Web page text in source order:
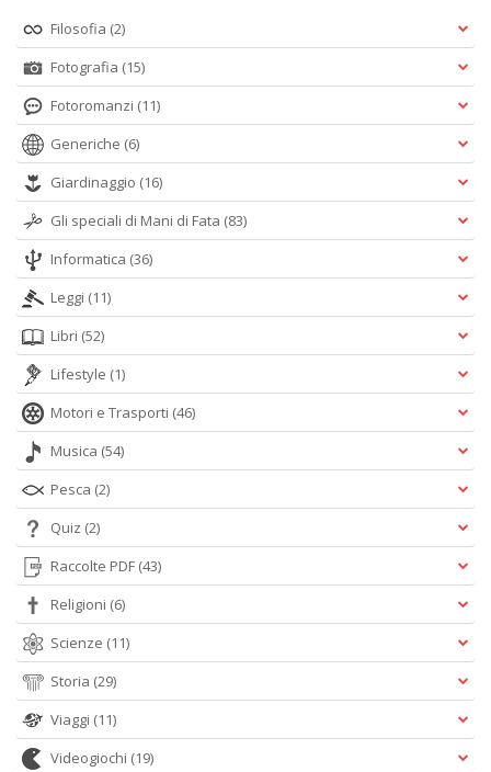
Filosofia (2)
Fotografia (15)
Fotoromanzi (11)
Generiche (6)
Giardinaggio (16)
Gli speciali di Mani di Fata (83)
Informatica (36)
Leggi (11)
Libri (52)
Lifestyle (1)
Motori e Trasporti (46)
Musica (54)
Pesca (2)
Quiz (2)
Raccolte PDF (43)
Religioni (6)
Scienze (11)
Storia (29)
Viaggi (11)
Videogiochi (19)